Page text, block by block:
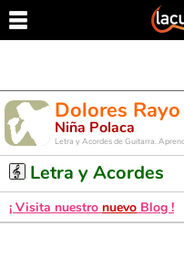
Dolores Rayo
Niña Polaca
Letra y Acordes de Guitarra.
Letra y Acordes
¡ Visita nuestro nuevo Blog !